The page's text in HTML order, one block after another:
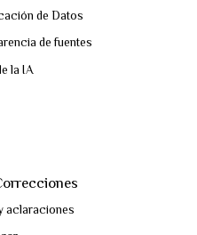
de Datos
de fuentes
la IA
aclaraciones